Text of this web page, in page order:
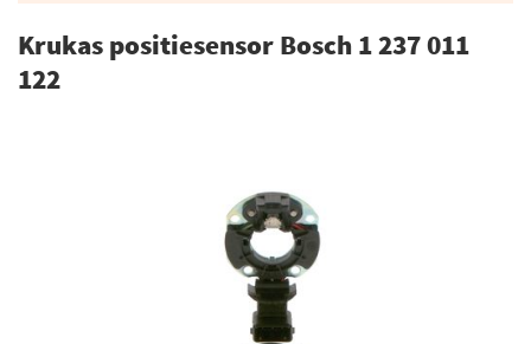
Krukas positiesensor Bosch 1 237 011
122